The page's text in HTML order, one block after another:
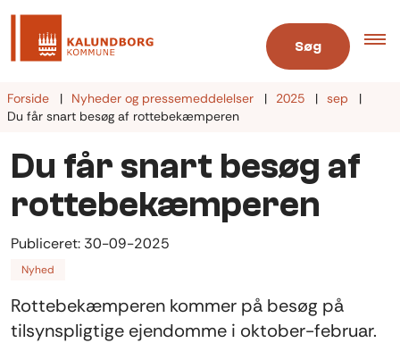
Søg
Forside Nyheder og pressemeddelelser 2025
sep
Du får snart besøg af rottebekæmperen
Du får snart besøg af
rottebekæmperen
Publiceret: 30-09-2025
Nyhed
Rottebekæmperen kommer på besøg på
tilsynspligtige ejendomme i oktober-februar.